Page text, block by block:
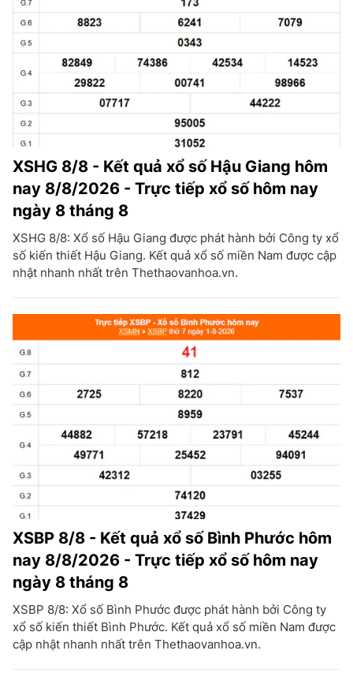
XSHG 8/8 - Kết quả xổ số Hậu Giang hôm
nay 8/8/2026 - Trực tiếp xổ số hôm nay
ngày 8 tháng 8
XSHG 8/8: Xổ số Hậu Giang được phát hành bởi Công ty xổ
số kiến thiết Hậu Giang. Kết quả xổ số miền Nam được cập
nhật nhanh nhất trên Thethaovanhoa.vn.
XSBP 8/8 - Kết quả xổ số Bình Phước hôm
nay 8/8/2026 - Trực tiếp xổ số hôm nay
ngày 8 tháng 8
XSBP 8/8: Xổ số Bình Phước được phát hành bởi Công ty
xổ số kiến thiết Bình Phước. Kết quả xổ số miền Nam được
cập nhật nhanh nhất trên Thethaovanhoa.vn.